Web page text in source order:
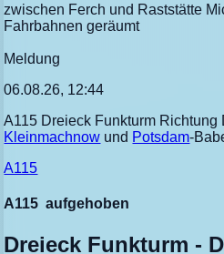
zwischen Ferch und Raststätte
Fahrbahnen geräumt
Meldung
06.08.26, 12:44
A115 Dreieck Funkturm
Kleinmachnow und Potsdam-
A115
A115 aufgehoben
Dreieck Funkturm -